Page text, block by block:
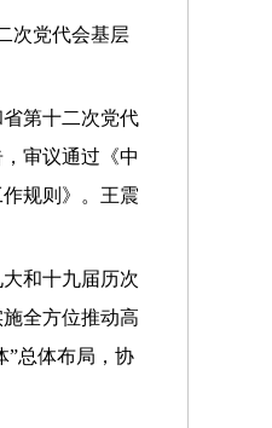
次党代会基层
第十二次党代
审议通过《中
规则》。王震
和十九届历次
全方位推动高
”总体布局，协